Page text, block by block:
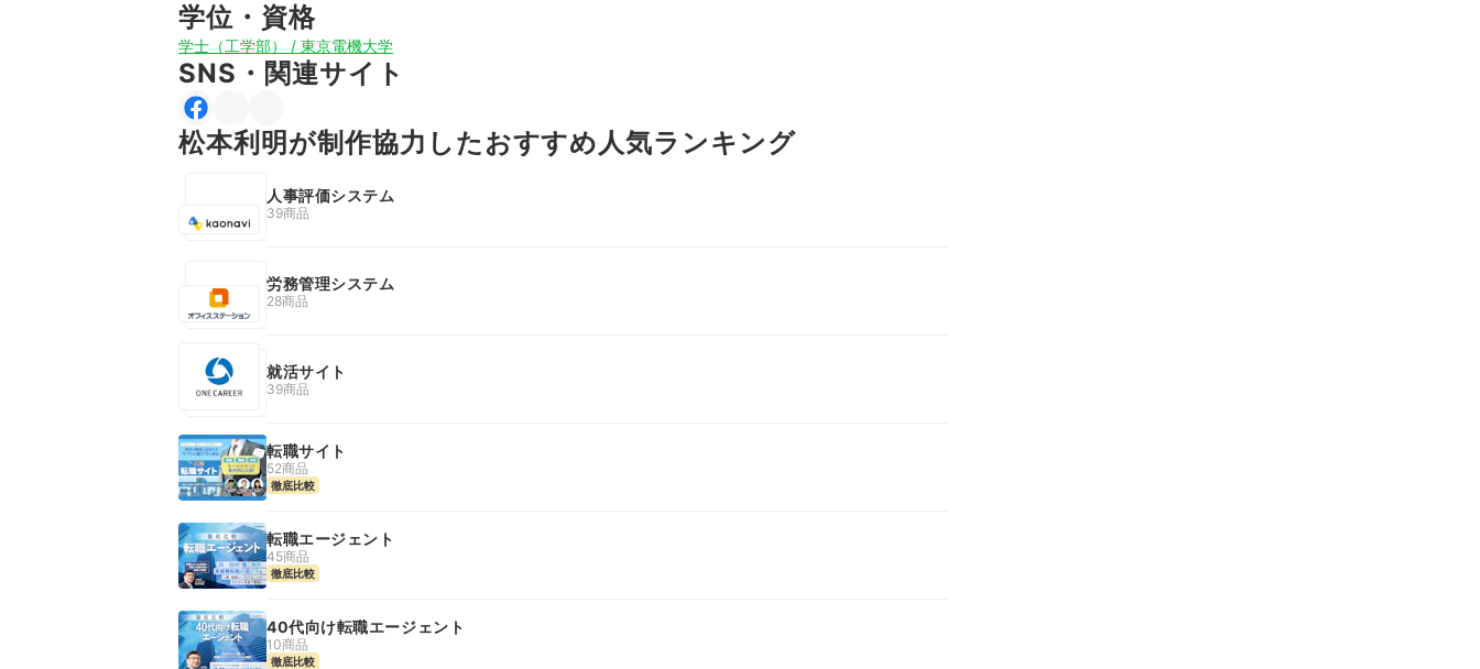
学位・資格
学士（工学部） / 東京電機大学
SNS・関連サイト
松本利明が制作協力したおすすめ人気ランキング
人事評価システム
39商品
労務管理システム
28商品
就活サイト
39商品
転職サイト
52商品
徹底比較
転職エージェント
45商品
徹底比較
40代向け転職エージェント
10商品
徹底比較